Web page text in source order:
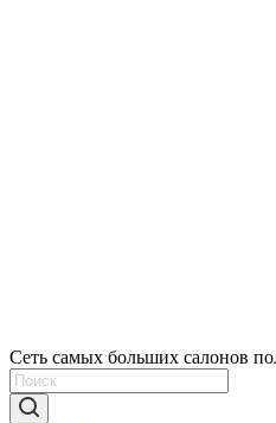
Сеть самых больших салонов